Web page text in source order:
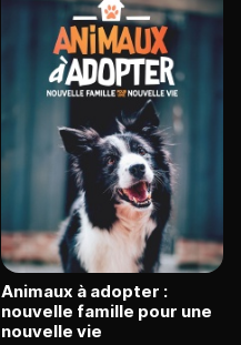
Animaux à adopter :
nouvelle famille pour une
nouvelle vie